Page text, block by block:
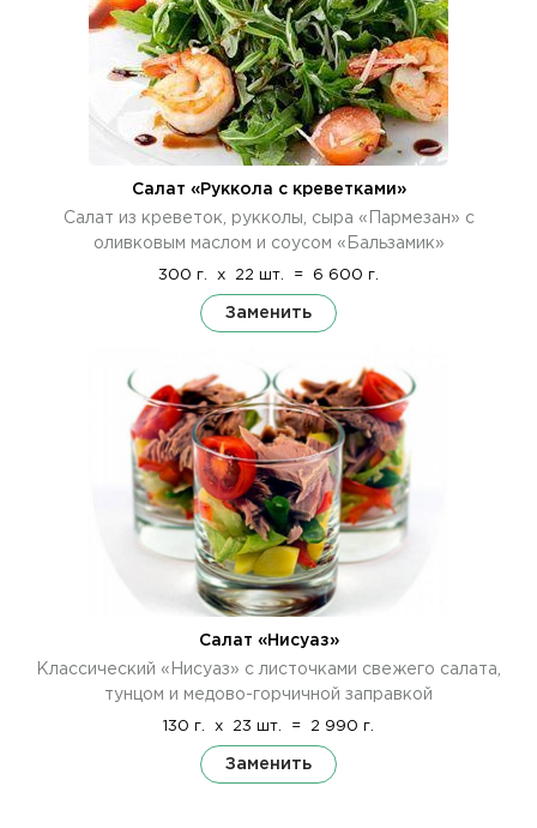
Салат «Руккола с креветками»
Салат из креветок, рукколы, сыра «Пармезан» с
оливковым маслом и соусом «Бальзамик»
300 г. x 22 шт. = 6 600 г.
Заменить
Салат «Нисуаз»
Классический «Нисуаз» с листочками свежего салата,
тунцом и медово-горчичной заправкой
130 г. x 23 шт. = 2 990 г.
Заменить